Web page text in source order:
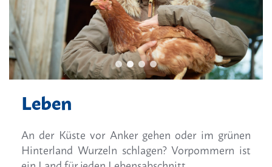
Leben
An der Küste vor Anker gehen oder im grünen
Hinterland Wurzeln schlagen? Vorpommern ist